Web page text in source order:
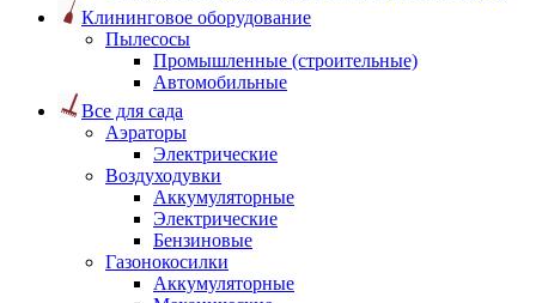
Клининговое оборудование
Пылесосы
Промышленные (строительные)
Автомобильные
Все для сада
Аэраторы
Электрические
Воздуходувки
Аккумуляторные
Электрические
Бензиновые
Газонокосилки
Аккумуляторные